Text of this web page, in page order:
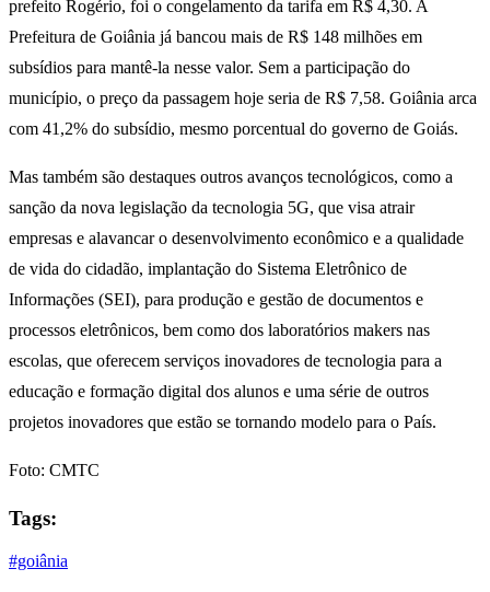
prefeito Rogério, foi o congelamento da tarifa em R$ 4,30. A
Prefeitura de Goiânia já bancou mais de R$ 148 milhões em
subsídios para mantê-la nesse valor. Sem a participação do
município, o preço da passagem hoje seria de R$ 7,58. Goiânia arca
com 41,2% do subsídio, mesmo porcentual do governo de Goiás.
Mas também são destaques outros avanços tecnológicos, como a
sanção da nova legislação da tecnologia 5G, que visa atrair
empresas e alavancar o desenvolvimento econômico e a qualidade
de vida do cidadão, implantação do Sistema Eletrônico de
Informações (SEI), para produção e gestão de documentos e
processos eletrônicos, bem como dos laboratórios makers nas
escolas, que oferecem serviços inovadores de tecnologia para a
educação e formação digital dos alunos e uma série de outros
projetos inovadores que estão se tornando modelo para o País.
Foto: CMTC
Tags:
#goiânia